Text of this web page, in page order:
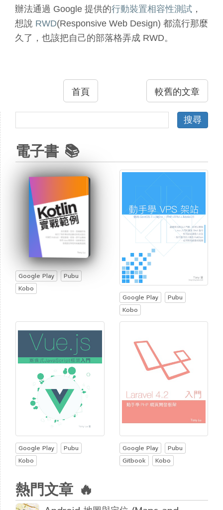
辦法通過 Google 提供的行動裝置相容性測試 ，
想說 RWD(Responsive Web Design) 都流行那麼
久了，也該把自己的部落格弄成 RWD。
較舊的文章
首頁
電子書 📚
Google Play
Pubu
Kobo
Google Play
Pubu
Kobo
Google Play
Pubu
Kobo
Google Play
Pubu
Gitbook
Kobo
熱門文章 🔥